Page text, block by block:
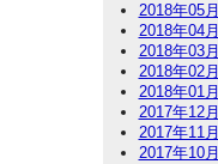
2018年05月
2018年04月
2018年03月
2018年02月
2018年01月
2017年12月
2017年11月
2017年10月